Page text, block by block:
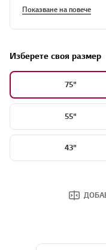
Показване на повече
Изберете своя размер
75"
55"
43"